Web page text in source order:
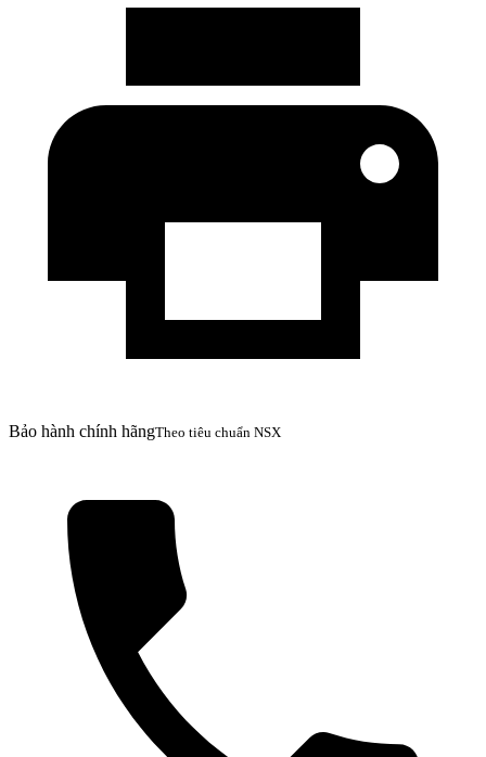
Bảo hành chính hãngTheo tiêu chuẩn NSX